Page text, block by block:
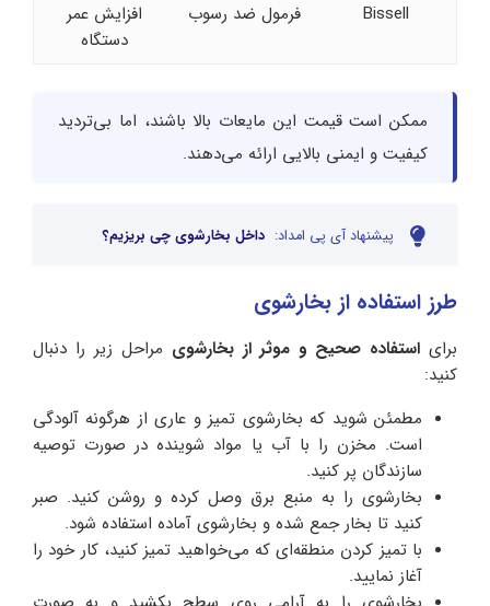
Bissell
فرمول ضد رسوب
افزایش عمر
دستگاه
ممکن است قیمت این مایعات بالا باشند، اما بی‌تردید
کیفیت و ایمنی بالایی ارائه می‌دهند.
پیشنهاد آی پی امداد: داخل بخارشوی چی بریزیم؟
طرز استفاده از بخارشوی
برایاستفاده صحیح و موثر از بخارشوی مراحل زیر را دنبال
کنید:
مطمئن شوید که بخارشوی تمیز و عاری از هرگونه آلودگی
است. مخزن را با آب یا مواد شوینده در صورت توصیه
سازندگان پر کنید.
بخارشوی را به منبع برق وصل کرده و روشن کنید. صبر
کنید تا بخار جمع شده و بخارشوی آماده استفاده شود.
با تمیز کردن منطقه‌ای که می‌خواهید تمیز کنید، کار خود را
آغاز نمایید.